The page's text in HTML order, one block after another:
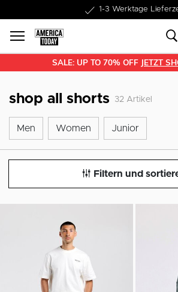
1-3 Werktage
SALE: UP TO 70% OFF JETZT
shop all shorts 32 Artikel
Men MenWomen Women
Junior
Filtern und